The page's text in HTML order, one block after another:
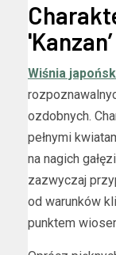
'Kanzan’
Wiśnia
ozdobnych.
pełnymi
na nagich
zazwyczaj
od warunków
punktem